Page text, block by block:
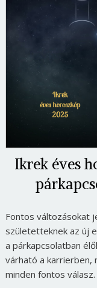
Ikrek éves
Fontos változásokat
születetteknek az új
a párkapcsolatban
várható a karrierben,
minden fontos válasz.